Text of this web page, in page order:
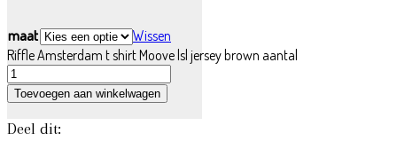
maat
Wissen
Riffle Amsterdam t shirt Moove lsl jersey brown aantal
Toevoegen aan winkelwagen
Deel dit: